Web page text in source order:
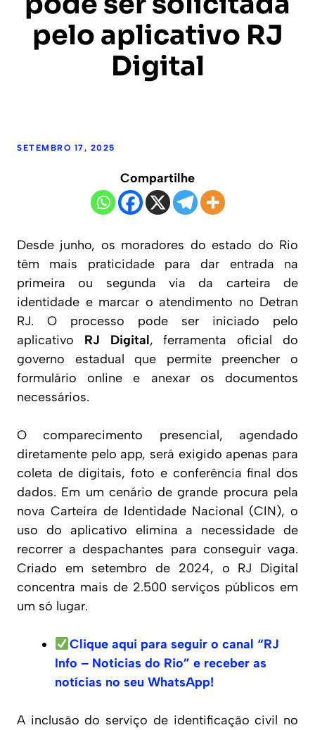
pelo aplicativo RJ
Digital
SETEMBRO 17, 2025
Compartilhe
Desde junho, os moradores do estado do Rio
têm mais praticidade para dar entrada na
primeira ou segunda via da carteira de
identidade e marcar o atendimento no Detran
RJ. O processo pode ser iniciado pelo
aplicativo RJ Digital, ferramenta oficial do
governo estadual que permite preencher o
formulário online e anexar os documentos
necessários.
O comparecimento presencial, agendado
diretamente pelo app, será exigido apenas para
coleta de digitais, foto e conferência final dos
dados. Em um cenário de grande procura pela
nova Carteira de Identidade Nacional (CIN), o
uso do aplicativo elimina a necessidade de
recorrer a despachantes para conseguir vaga.
Criado em setembro de 2024, o RJ Digital
concentra mais de 2.500 serviços públicos em
um só lugar.
Clique aqui para seguir o canal “RJ
Info – Noticias do Rio” e receber as
notícias no seu WhatsApp!
A inclusão do serviço de identificação civil no